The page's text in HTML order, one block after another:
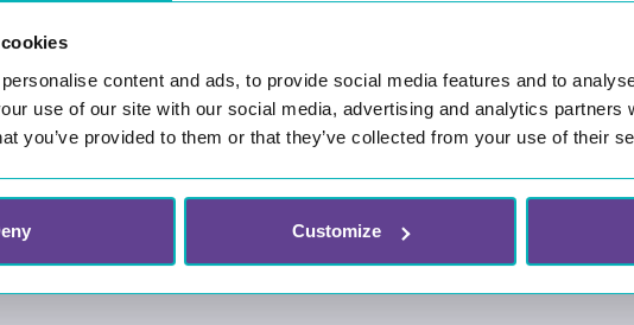
content and ads, to provide social media features and to
use of our site with our social media, advertising and analytics partners
you’ve provided to them or that they’ve collected from your use of their
Customize